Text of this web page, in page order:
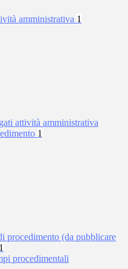
amministrativa 1
attività amministrativa
1
procedimento (da pubblicare
1
procedimentali